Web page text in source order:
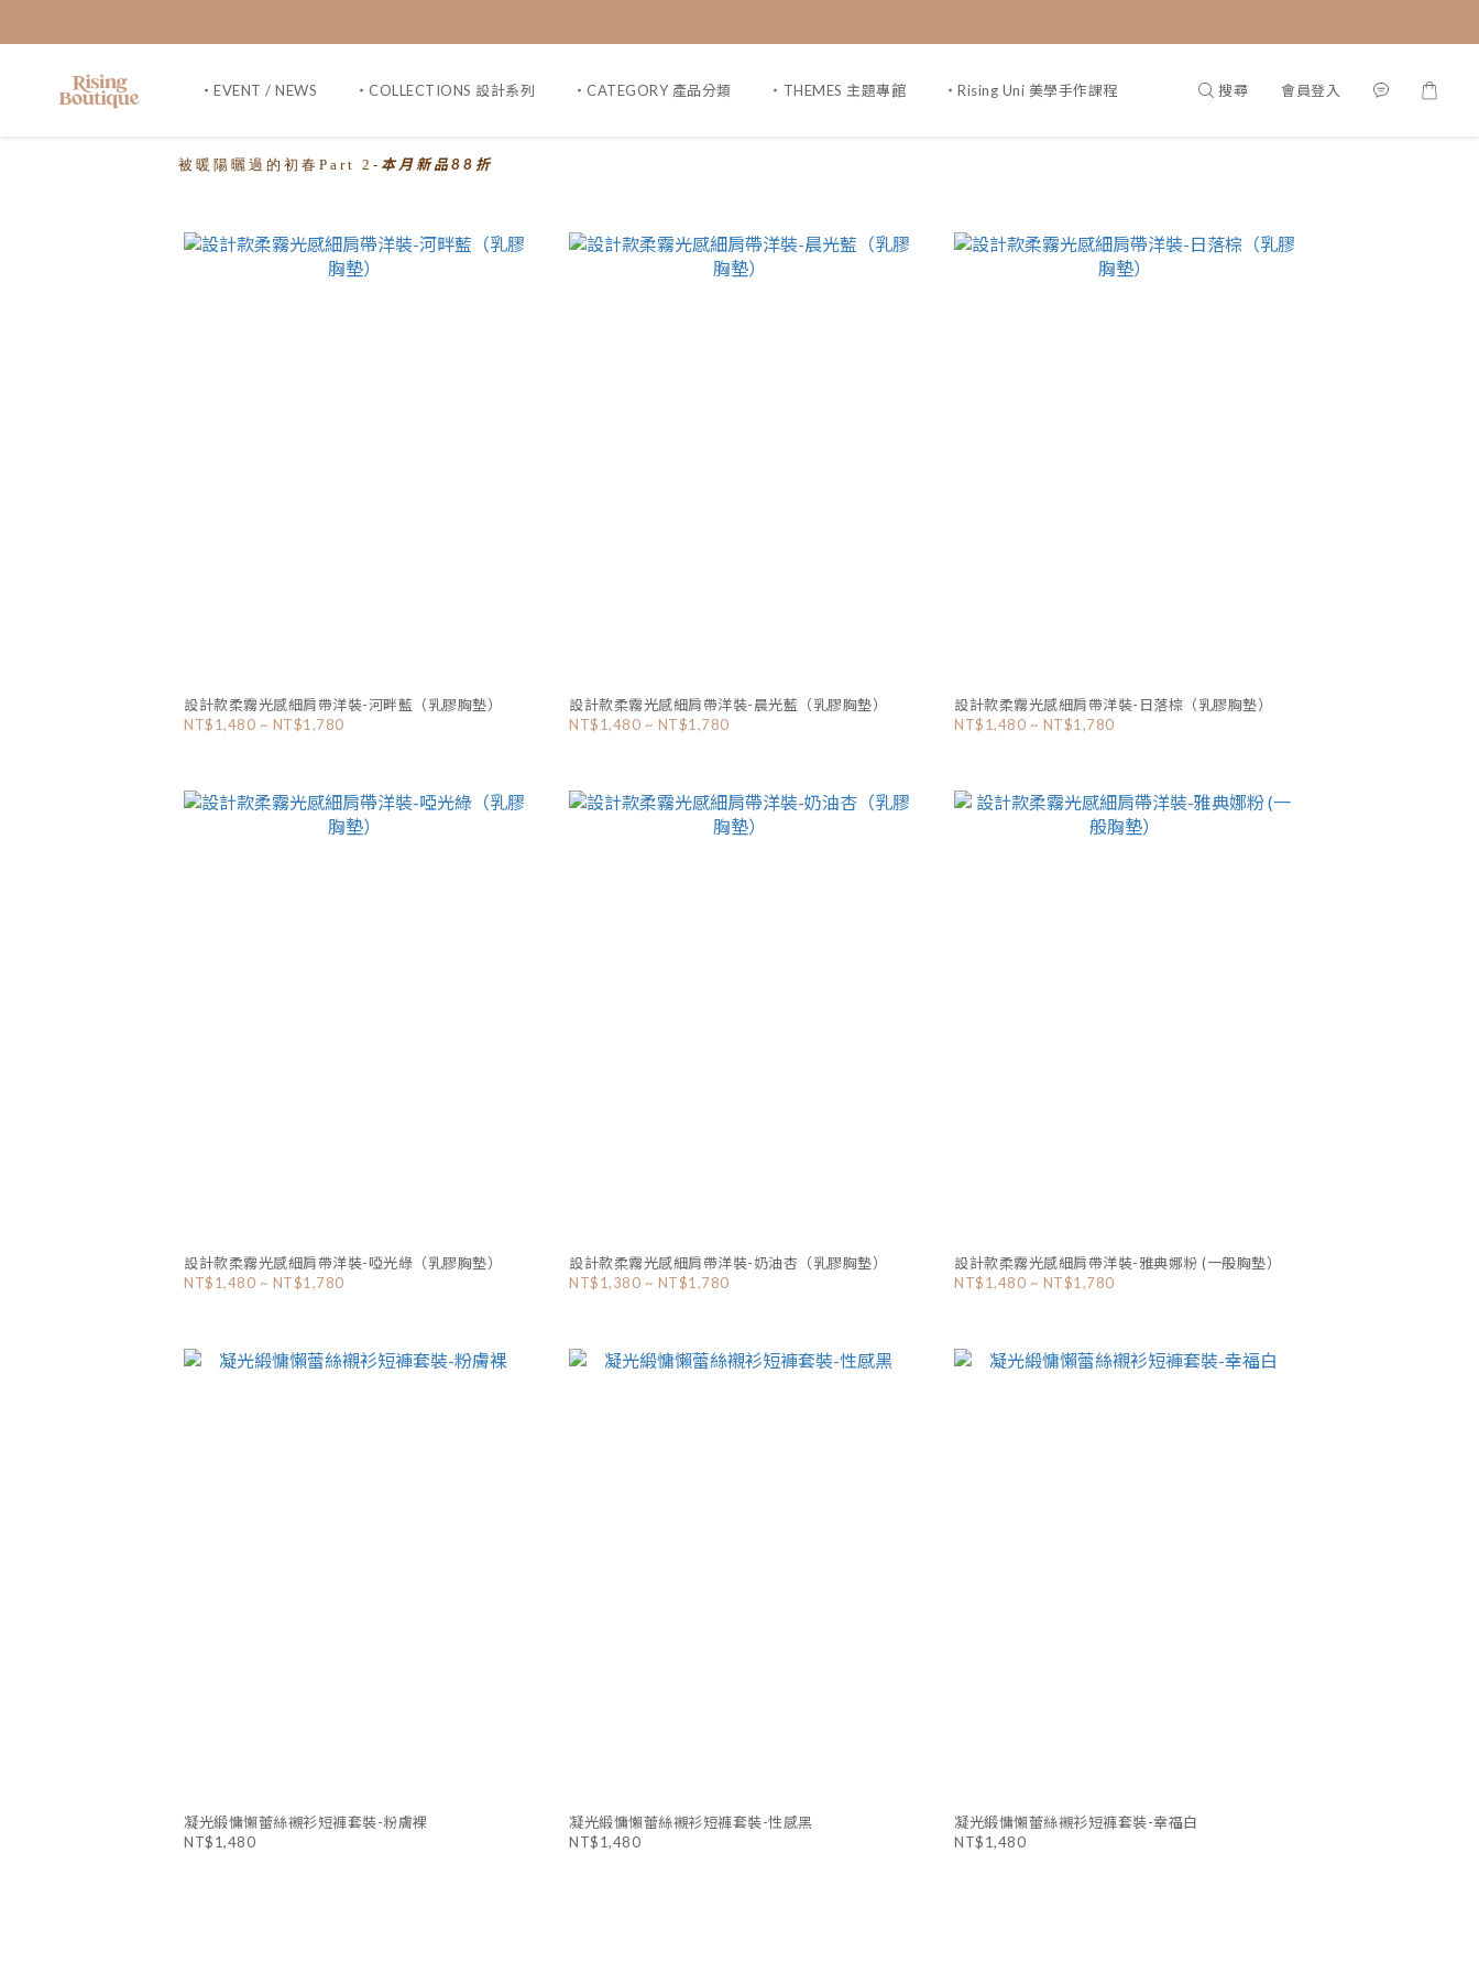
・EVENT / NEWS ・COLLECTIONS 設計系列 ・CATEGORY 產品分類 ・THEMES 主題專館 ・Rising Uni 美學手作課程 部落格首頁搜尋 會員登入
被暖陽曬過的初春Part 2- 本月新品88折
設計款柔霧光感細肩帶洋裝-河畔藍（乳膠胸墊）
NT$1,480 ~ NT$1,780
設計款柔霧光感細肩帶洋裝-晨光藍（乳膠胸墊）
NT$1,480 ~ NT$1,780
設計款柔霧光感細肩帶洋裝-日落棕（乳膠胸墊）
NT$1,480 ~ NT$1,780
設計款柔霧光感細肩帶洋裝-啞光綠（乳膠胸墊）
NT$1,480 ~ NT$1,780
設計款柔霧光感細肩帶洋裝-奶油杏（乳膠胸墊）
NT$1,380 ~ NT$1,780
設計款柔霧光感細肩帶洋裝-雅典娜粉 (一般胸墊）
NT$1,480 ~ NT$1,780
凝光緞慵懶蕾絲襯衫短褲套裝-粉膚裸
NT$1,480
凝光緞慵懶蕾絲襯衫短褲套裝-性感黑
NT$1,480
凝光緞慵懶蕾絲襯衫短褲套裝-幸福白
NT$1,480